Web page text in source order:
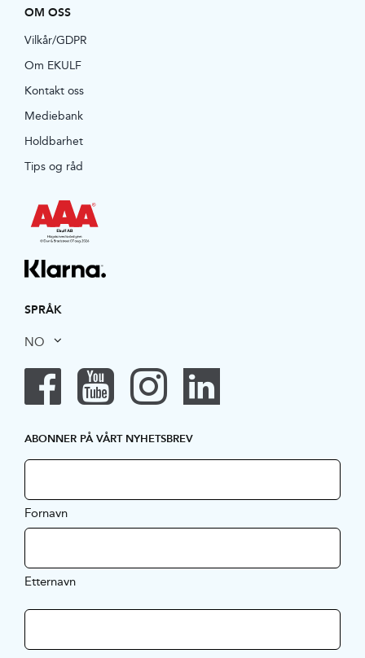
OM OSS
Vilkår/GDPR
Om EKULF
Kontakt oss
Mediebank
Holdbarhet
Tips og råd
SPRÅK
NO
ABONNER PÅ VÅRT NYHETSBREV
Fornavn
Etternavn